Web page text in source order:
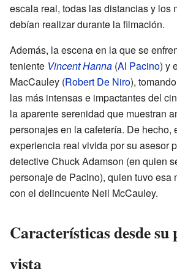
escala real, todas las distancias y los
debían realizar durante la filmación.
Además, la escena en la que se
teniente Vincent Hanna (Al Pacino) y
MacCauley (Robert De Niro),
las más intensas e impactantes del
la aparente serenidad que muestran
personajes en la cafetería. De hecho,
experiencia real vivida por su asesor
detective Chuck Adamson (en quien
personaje de Pacino), quien tuvo esa
con el delincuente Neil McCauley.
Características desde su
vista